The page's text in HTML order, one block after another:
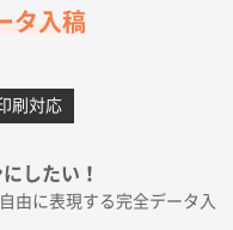
5000枚
タ入稿
刷対応
したい！
由に表現する完全データ入